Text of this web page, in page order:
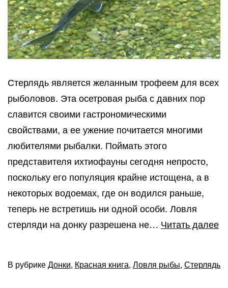
Стерлядь является желанным трофеем для всех
рыболовов. Эта осетровая рыба с давних пор
славится своими гастрономическими
свойствами, а ее ужение почитается многими
любителями рыбалки. Поймать этого
представителя ихтиофауны сегодня непросто,
поскольку его популяция крайне истощена, а в
некоторых водоемах, где он водился раньше,
теперь не встретишь ни одной особи. Ловля
стерляди на донку разрешена не… Читать далее
на
В рубрикеДонки, Красная книга, Ловля рыбы, Стерлядь